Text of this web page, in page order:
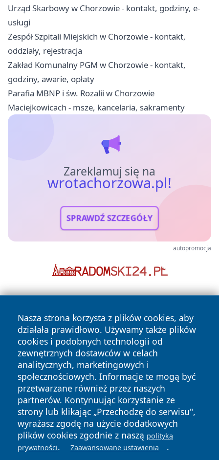
Urząd Skarbowy w Chorzowie - kontakt, godziny, e-
usługi
Zespół Szpitali Miejskich w Chorzowie - kontakt,
oddziały, rejestracja
Zakład Komunalny PGM w Chorzowie - kontakt,
godziny, awarie, opłaty
Parafia MBNP i św. Rozalii w Chorzowie
Maciejkowicach - msze, kancelaria, sakramenty
Zareklamuj się na
wrotachorzowa.pl!
SPRAWDŹ SZCZEGÓŁY
autopromocja
Nasza strona korzysta z plików cookies, aby
działała prawidłowo. Używamy także plików
cookies i podobnych technologii od
zewnętrznych dostawców w celach
analitycznych, marketingowych i
społecznościowych. Informacje te mogą być
przetwarzane również przez naszych
partnerów. Kontynuując korzystanie ze
strony lub klikając „Przechodzę do serwisu",
wyrażasz zgodę na użycie dodatkowych
plików cookies zgodnie z naszą polityką
prywatności. Zaawansowane ustawienia .
Copyright © 2026 wrotachorzowa.pl Wszystkie prawa
zastrzeżone.
News Autorzy
Polityka
Prywatności
Polityka
Cookies